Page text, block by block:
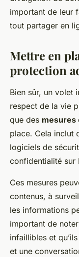
important de leur
tout partager en
Mettre en
protection
Bien sûr, un volet
respect de la vie
que des mesures
place. Cela inclut
logiciels de
confidentialité sur
Ces mesures
contenus, à
les informations
important de
infaillibles et
et une